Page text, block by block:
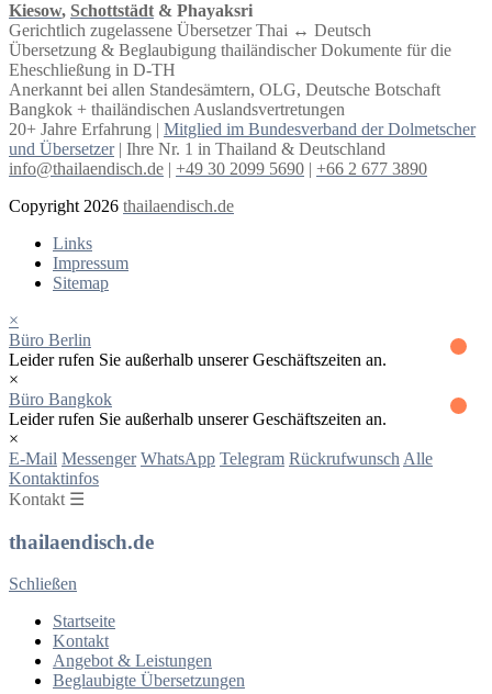
Kiesow, Schottstädt & Phayaksri
Gerichtlich zugelassene Übersetzer Thai ↔︎ Deutsch
Übersetzung & Beglaubigung thailändischer Dokumente für die
Eheschließung in D-TH
Anerkannt bei allen Standesämtern, OLG, Deutsche Botschaft
Bangkok + thailändischen Auslandsvertretungen
20+ Jahre Erfahrung | Mitglied im Bundesverband der Dolmetscher
und Übersetzer| Ihre Nr. 1 in Thailand & Deutschland
info@thailaendisch.de | +49 30 2099 5690 | +66 2 677 3890
Copyright 2026 thailaendisch.de
Links
Impressum
Sitemap
×
Büro Berlin
Leider rufen Sie außerhalb unserer Geschäftszeiten an.
×
Büro Bangkok
Leider rufen Sie außerhalb unserer Geschäftszeiten an.
×
E-Mail Messenger WhatsApp Telegram Rückrufwunsch Alle
Kontaktinfos
Kontakt ☰
thailaendisch.de
Schließen
Startseite
Kontakt
Angebot & Leistungen
Beglaubigte Übersetzungen